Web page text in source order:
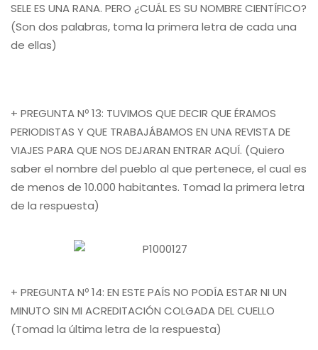
SELE ES UNA RANA. PERO ¿CUÁL ES SU NOMBRE CIENTÍFICO?
(Son dos palabras, toma la primera letra de cada una
de ellas)
+ PREGUNTA Nº 13: TUVIMOS QUE DECIR QUE ÉRAMOS
PERIODISTAS Y QUE TRABAJÁBAMOS EN UNA REVISTA DE
VIAJES PARA QUE NOS DEJARAN ENTRAR AQUÍ. (Quiero
saber el nombre del pueblo al que pertenece, el cual es
de menos de 10.000 habitantes. Tomad la primera letra
de la respuesta)
+ PREGUNTA Nº 14: EN ESTE PAÍS NO PODÍA ESTAR NI UN
MINUTO SIN MI ACREDITACIÓN COLGADA DEL CUELLO
(Tomad la última letra de la respuesta)